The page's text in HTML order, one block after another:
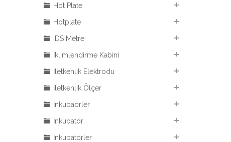
Hot Plate
Hotplate
IDS Metre
İklimlendirme Kabini
İletkenlik Elektrodu
İletkenlik Ölçer
İnkübaörler
İnkübatör
İnkübatörler